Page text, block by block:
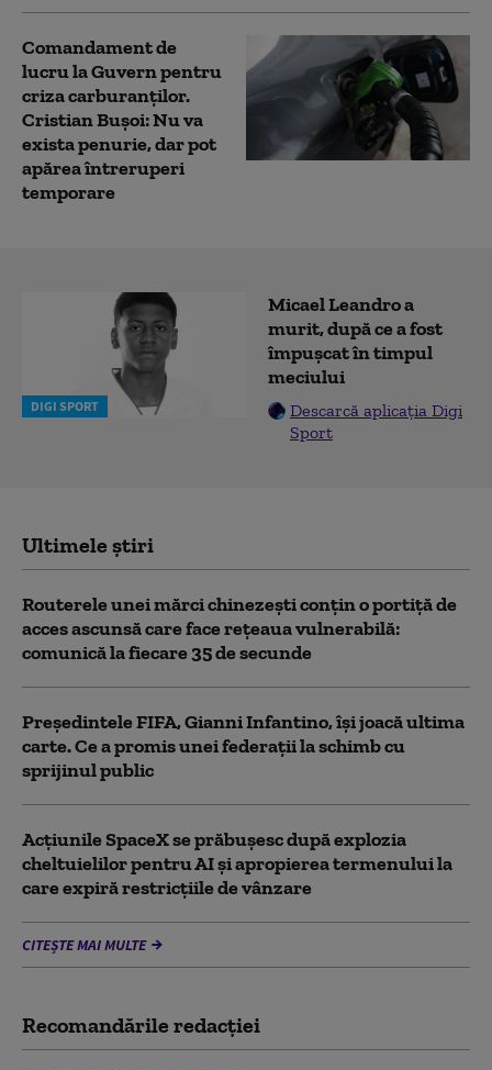
Comandament de
lucru la Guvern pentru
criza carburanților.
Cristian Bușoi: Nu va
exista penurie, dar pot
apărea întreruperi
temporare
DIGI SPORT
Micael Leandro a
murit, după ce a fost
împușcat în timpul
meciului
Descarcă aplicația Digi
Sport
Ultimele știri
Routerele unei mărci chinezești conțin o portiță de
acces ascunsă care face rețeaua vulnerabilă:
comunică la fiecare 35 de secunde
Președintele FIFA, Gianni Infantino, îşi joacă ultima
carte. Ce a promis unei federații la schimb cu
sprijinul public
Acţiunile SpaceX se prăbuşesc după explozia
cheltuielilor pentru AI şi apropierea termenului la
care expiră restricţiile de vânzare
CITEȘTE MAI MULTE
Recomandările redacţiei